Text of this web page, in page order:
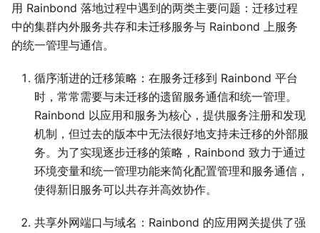
用 Rainbond 落地过程中遇到的两类主要问题：迁移过程
中的集群内外服务共存和未迁移服务与 Rainbond 上服务
的统一管理与通信。
循序渐进的迁移策略：在服务迁移到 Rainbond 平台
时，常常需要与未迁移的遗留服务通信和统一管理。
Rainbond 以应用和服务为核心，提供服务注册和发现
机制，但过去的版本中无法很好地支持未迁移的外部服
务。为了实现逐步迁移的策略，Rainbond 致力于通过
环境变量和统一管理功能来简化配置管理和服务通信，
使得新旧服务可以共存并高效协作。
共享外网端口与域名：Rainbond 的应用网关提供了强